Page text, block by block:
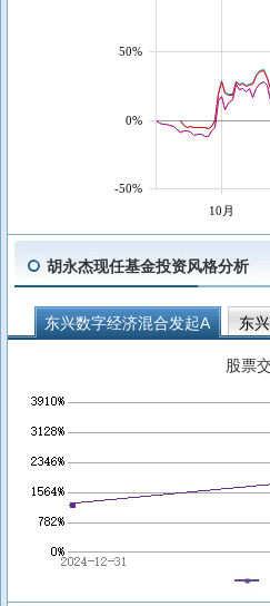
10月
-50%
0%
50%
胡永杰现任基金投资风格分析
东兴数字经济混合发起A 东
股票